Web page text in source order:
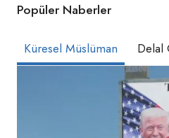
MAMDANI’NIN
POLITIK
DEĞIŞIM
FIRSATI
Popüler Naberler
Küresel Müslüman Delal